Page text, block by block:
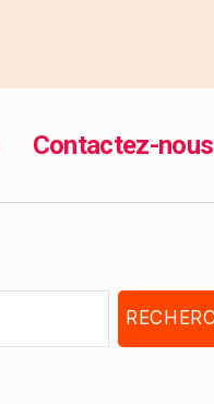
Contactez-nous